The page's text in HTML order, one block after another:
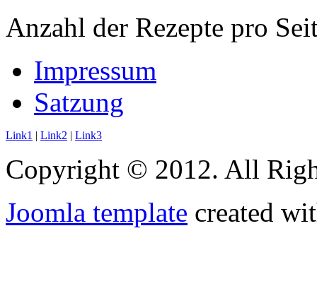
Anzahl der Rezepte pro
Impressum
Satzung
Link1 | Link2 | Link3
Copyright © 2012. All
Joomla template created